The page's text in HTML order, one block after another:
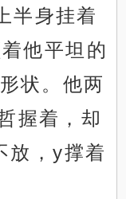
半身挂着
他平坦的
状。他两
握着，却
放，y撑着